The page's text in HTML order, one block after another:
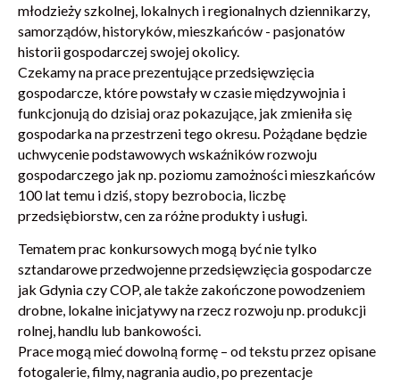
młodzieży szkolnej, lokalnych i regionalnych dziennikarzy,
samorządów, historyków, mieszkańców - pasjonatów
historii gospodarczej swojej okolicy.
Czekamy na prace prezentujące przedsięwzięcia
gospodarcze, które powstały w czasie międzywojnia i
funkcjonują do dzisiaj oraz pokazujące, jak zmieniła się
gospodarka na przestrzeni tego okresu. Pożądane będzie
uchwycenie podstawowych wskaźników rozwoju
gospodarczego jak np. poziomu zamożności mieszkańców
100 lat temu i dziś, stopy bezrobocia, liczbę
przedsiębiorstw, cen za różne produkty i usługi.
Tematem prac konkursowych mogą być nie tylko
sztandarowe przedwojenne przedsięwzięcia gospodarcze
jak Gdynia czy COP, ale także zakończone powodzeniem
drobne, lokalne inicjatywy na rzecz rozwoju np. produkcji
rolnej, handlu lub bankowości.
Prace mogą mieć dowolną formę – od tekstu przez opisane
fotogalerie, filmy, nagrania audio, po prezentacje